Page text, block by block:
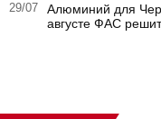
29/07
Алюминий для
августе ФАС